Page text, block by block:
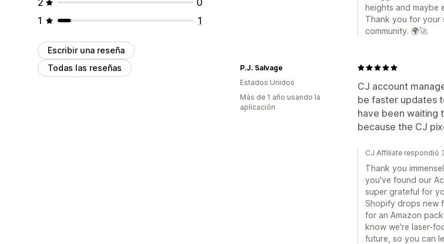
1
1
Escribir una reseña
Todas las reseñas
heights and maybe
Thank you for your
community. 🌍🚀
CJ account
be faster updates
have been waiting
because the CJ
P.J. Salvage
Estados Unidos
Más de 1 año usando la
aplicación
CJ Affiliate respondió
Thank you
you've found our
super grateful for
Shopify drops new
for an Amazon
know we're laser-
future, so you can